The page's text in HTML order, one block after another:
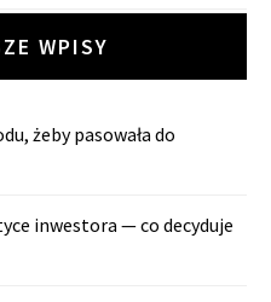
WPISY
żeby pasowała do
inwestora — co decyduje